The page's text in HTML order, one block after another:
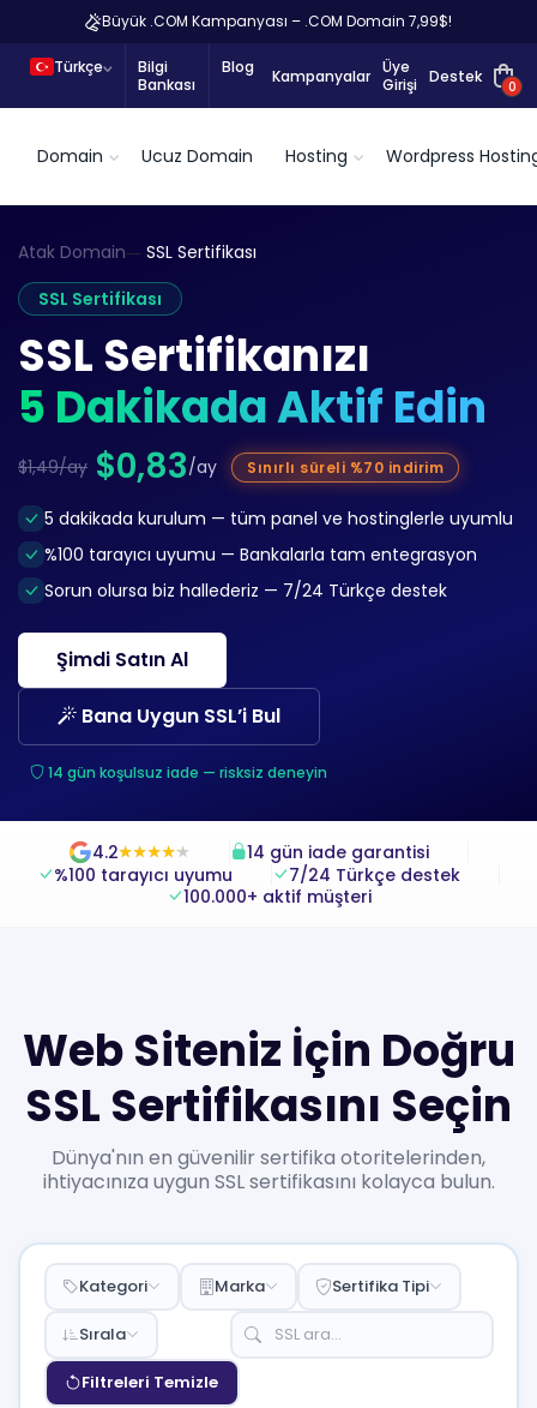
Büyük .COM Kampanyası – .COM Domain 7,99$!
Türkçe
Bilgi
Bankası
Blog Kampanyalar Üye
Girişi Destek
0
Domain Ucuz Domain Hosting Wordpress
Atak Domain
SSL Sertifikası
SSL Sertifikası
SSL Sertifikanızı
5 Dakikada Aktif Edin
$1,49/ay $0,83/ay Sınırlı süreli %70 indirim
5 dakikada kurulum — tüm panel ve hostinglerle uyumlu
%100 tarayıcı uyumu — Bankalarla tam entegrasyon
Sorun olursa biz hallederiz — 7/24 Türkçe destek
Şimdi Satın Al
Bana Uygun SSL’i Bul
14 gün koşulsuz iade — risksiz deneyin
4.2★
★★
★★
★★
★★
★
14 gün iade garantisi
%100 tarayıcı uyumu
7/24 Türkçe destek
100.000+ aktif müşteri
Web Siteniz İçin Doğru
SSL Sertifikasını Seçin
Dünya'nın en güvenilir sertifika otoritelerinden,
ihtiyacınıza uygun SSL sertifikasını kolayca bulun.
Kategori Marka Sertifika Tipi
Sırala
Filtreleri Temizle